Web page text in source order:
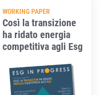
WORKING PAPER
Così la transizione
ha ridato energia
competitiva agli Esg